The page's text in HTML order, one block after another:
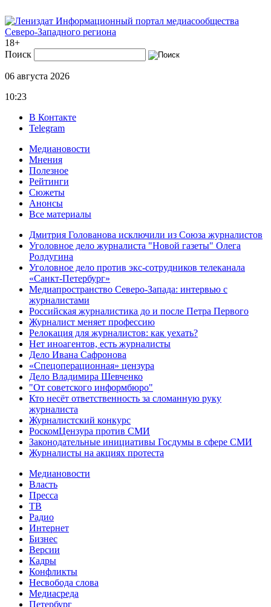
Информационный портал медиасообщества
Северо-Западного региона
18+
Поиск
06 августа 2026
10:23
В Контакте
Telegram
Медиановости
Мнения
Полезное
Рейтинги
Сюжеты
Анонсы
Все материалы
Дмитрия Голованова исключили из Союза журналистов
Уголовное дело журналиста "Новой газеты" Олега
Ролдугина
Уголовное дело против экс-сотрудников телеканала
«Санкт-Петербург»
Медиапространство Северо-Запада: интервью с
журналистами
Российская журналистика до и после Петра Первого
Журналист меняет профессию
Релокация для журналистов: как уехать?
Нет иноагентов, есть журналисты
Дело Ивана Сафронова
«Спецоперационная» цензура
Дело Владимира Шевченко
"От советского информбюро"
Кто несёт ответственность за сломанную руку
журналиста
Журналистский конкурс
РоскомЦензура против СМИ
Законодательные инициативы Госдумы в сфере СМИ
Журналисты на акциях протеста
Медиановости
Власть
Пресса
ТВ
Радио
Интернет
Бизнес
Версии
Кадры
Конфликты
Несвобода слова
Медиасреда
Петербург